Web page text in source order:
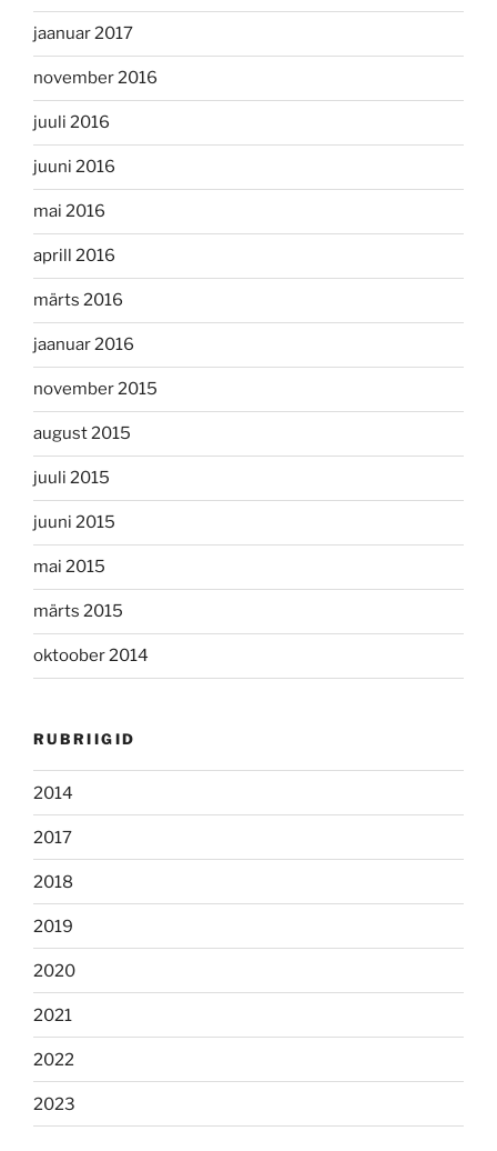
jaanuar 2017
november 2016
juuli 2016
juuni 2016
mai 2016
aprill 2016
märts 2016
jaanuar 2016
november 2015
august 2015
juuli 2015
juuni 2015
mai 2015
märts 2015
oktoober 2014
RUBRIIGID
2014
2017
2018
2019
2020
2021
2022
2023